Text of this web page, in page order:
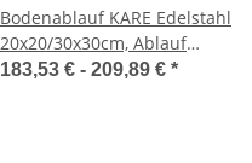
Bodenablauf KARE Edelstahl
20x20/30x30cm, Ablauf
waagerecht 50-70mm,
183,53 € - 209,89 € *